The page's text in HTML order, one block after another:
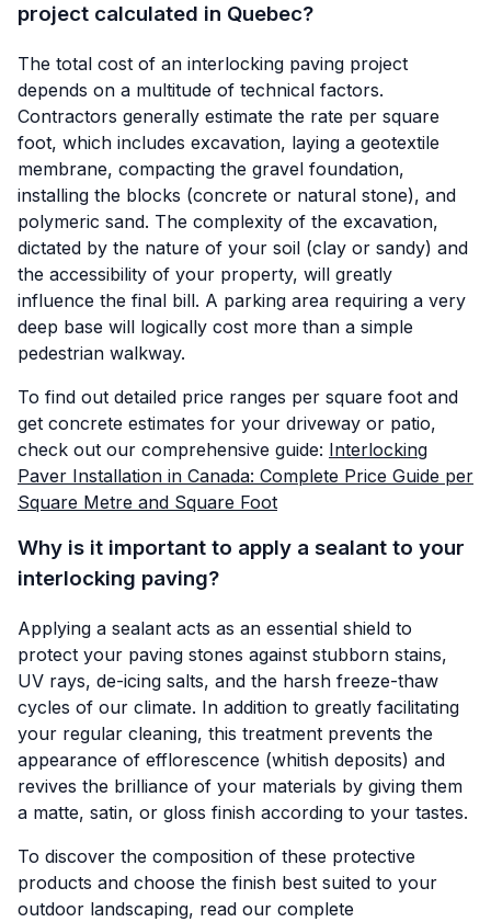
project calculated in Quebec?
The total cost of an interlocking paving project
depends on a multitude of technical factors.
Contractors generally estimate the rate per square
foot, which includes excavation, laying a geotextile
membrane, compacting the gravel foundation,
installing the blocks (concrete or natural stone), and
polymeric sand. The complexity of the excavation,
dictated by the nature of your soil (clay or sandy) and
the accessibility of your property, will greatly
influence the final bill. A parking area requiring a very
deep base will logically cost more than a simple
pedestrian walkway.
To find out detailed price ranges per square foot and
get concrete estimates for your driveway or patio,
check out our comprehensive guide: Interlocking
Paver Installation in Canada: Complete Price Guide per
Square Metre and Square Foot
Why is it important to apply a sealant to your
interlocking paving?
Applying a sealant acts as an essential shield to
protect your paving stones against stubborn stains,
UV rays, de-icing salts, and the harsh freeze-thaw
cycles of our climate. In addition to greatly facilitating
your regular cleaning, this treatment prevents the
appearance of efflorescence (whitish deposits) and
revives the brilliance of your materials by giving them
a matte, satin, or gloss finish according to your tastes.
To discover the composition of these protective
products and choose the finish best suited to your
outdoor landscaping, read our complete